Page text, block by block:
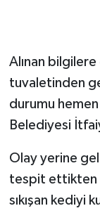
Alınan
tuvaletinden
durumu
Belediyesi
Olay yerine
tespit ettikten
sıkışan kediyi